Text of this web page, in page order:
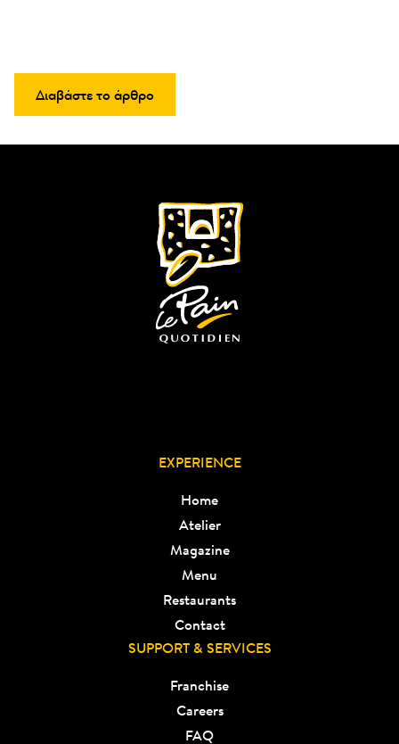
Διαβάστε το άρθρο
EXPERIENCE
Home
Atelier
Magazine
Menu
Restaurants
Contact
SUPPORT & SERVICES
Franchise
Careers
FAQ